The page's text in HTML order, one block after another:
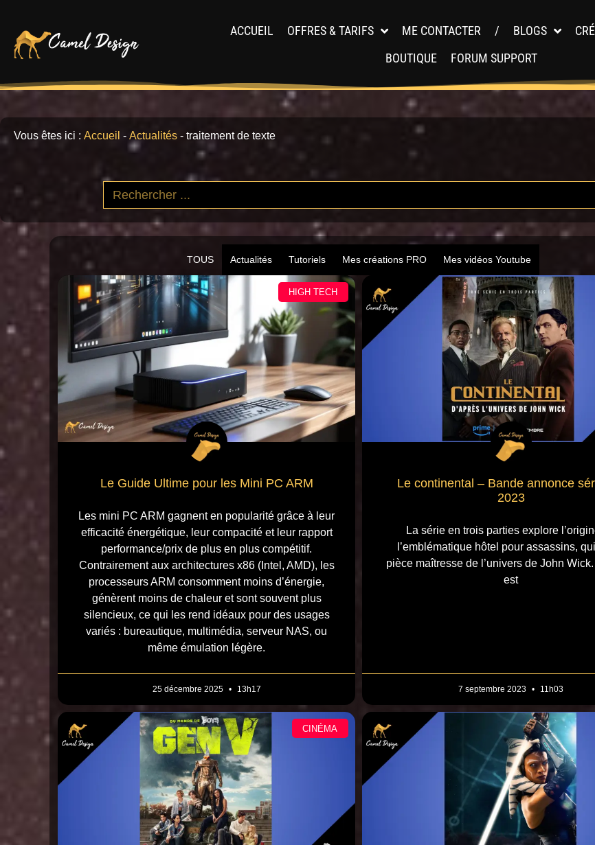
ACCUEIL OFFRES & TARIFS ME CONTACTER / BLOGS
BOUTIQUE
FORUM SUPPORT
Vous êtes ici : Accueil - Actualités - traitement de texte
TOUS Actualités Tutoriels Mes créations PRO Mes vidéos Youtube
HIGH TECH
Le Guide Ultime pour les Mini PC ARM
Les mini PC ARM gagnent en popularité grâce à leur
efficacité énergétique, leur compacité et leur rapport
performance/prix de plus en plus compétitif.
Contrairement aux architectures x86 (Intel, AMD), les
processeurs ARM consomment moins d’énergie,
génèrent moins de chaleur et sont souvent plus
silencieux, ce qui les rend idéaux pour des usages
variés : bureautique, multimédia, serveur NAS, ou
même émulation légère.
25 décembre 2025 13h17
Le continental – Bande annonce
2023
La série en trois parties explore
l’emblématique hôtel pour assassins,
pièce maîtresse de l’univers de John
est
7 septembre 2023 11h03
CINÉMA